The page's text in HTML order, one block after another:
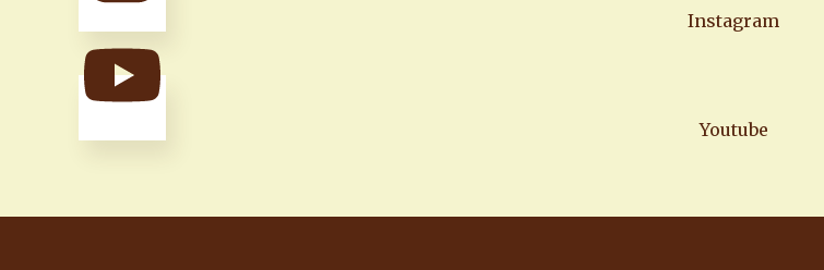
Instagram
Youtube